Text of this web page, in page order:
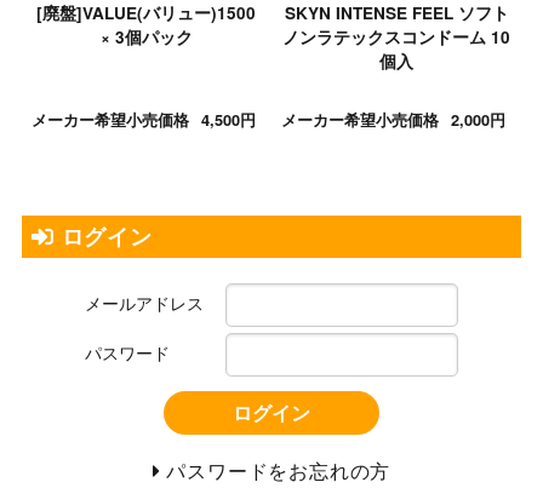
[廃盤]VALUE(バリュー)1500
× 3個パック
メーカー希望小売価格 4,500円
SKYN INTENSE FEEL ソフト
ノンラテックスコンドーム 10
個入
メーカー希望小売価格 2,000円
ログイン
メールアドレス
パスワード
ログイン
パスワードをお忘れの方